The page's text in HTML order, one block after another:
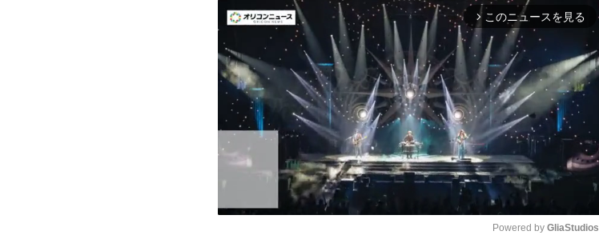
arrow_forward_ios このニュースを見る
Powered by GliaStudios